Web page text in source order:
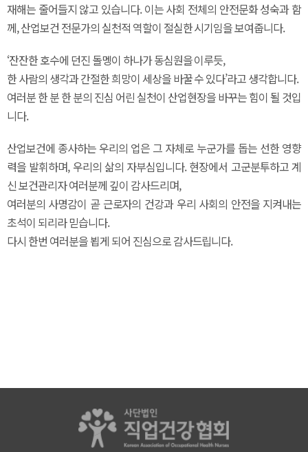
재해는 줄어들지 않고 있습니다. 이는 사회 전체의 안전문화 성숙과 함
께, 산업보건 전문가의 실천적 역할이 절실한 시기임을 보여줍니다.
‘잔잔한 호수에 던진 돌멩이 하나가 동심원을 이루듯,
한 사람의 생각과 간절한 희망이 세상을 바꿀 수 있다’라고 생각합니다.
여러분 한 분 한 분의 진심 어린 실천이 산업현장을 바꾸는 힘이 될 것입
니다.
산업보건에 종사하는 우리의 업은 그 자체로 누군가를 돕는 선한 영향
력을 발휘하며, 우리의 삶의 자부심입니다. 현장에서 고군분투하고 계
신 보건관리자 여러분께 깊이 감사드리며,
여러분의 사명감이 곧 근로자의 건강과 우리 사회의 안전을 지켜내는
초석이 되리라 믿습니다.
다시 한번 여러분을 뵙게 되어 진심으로 감사드립니다.